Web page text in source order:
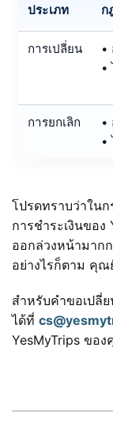
ประเภท ก
การเปลี่ยน
•
•
การยกเลิก
•
•
โปรดทราบว่าใน
การชำระเงินขอ
ออกล่วงหน้ามาก
อย่างไรก็ตาม คุณ
สำหรับคำขอเปลี่
ได้ที่
YesMyTrips ขอ